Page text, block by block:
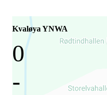
Kvaløya YNWA
0
-